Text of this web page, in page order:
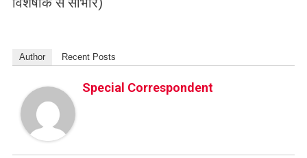
Author Recent Posts
Special Correspondent